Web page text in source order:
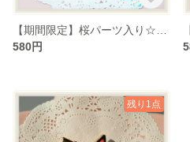
580円
残り1点